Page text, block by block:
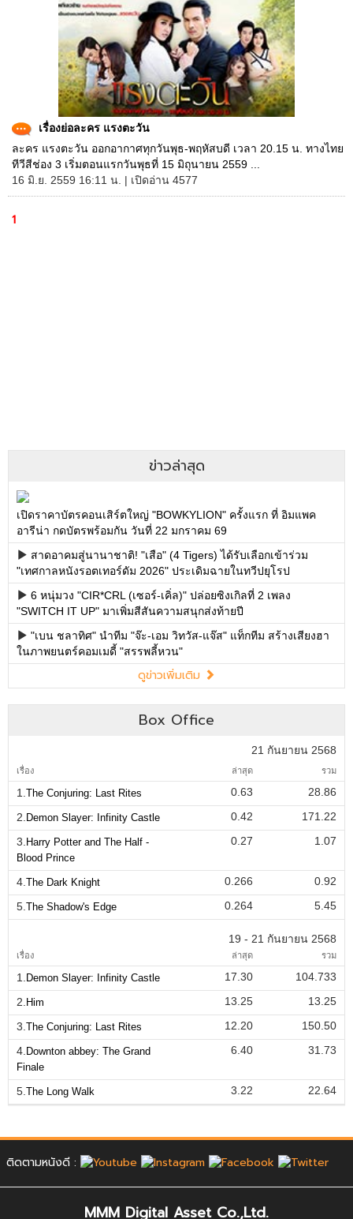
เรื่องย่อละคร แรงตะวัน
ละคร แรงตะวัน ออกอากาศทุกวันพุธ-พฤหัสบดี เวลา 20.15 น. ทางไทย
ทีวีสีช่อง 3 เริ่มตอนแรกวันพุธที่ 15 มิถุนายน 2559 ...
16 มิ.ย. 2559 16:11 น. | เปิดอ่าน 4577
1
ข่าวล่าสุด
เปิดราคาบัตรคอนเสิร์ตใหญ่ "BOWKYLION" ครั้งแรก ที่ อิมแพค
อารีน่า กดบัตรพร้อมกัน วันที่ 22 มกราคม 69
สาดอาคมสู่นานาชาติ! "เสือ" (4 Tigers) ได้รับเลือกเข้าร่วม
"เทศกาลหนังรอตเทอร์ดัม 2026" ประเดิมฉายในทวีปยุโรป
6 หนุ่มวง "CIR*CRL (เซอร์-เคิ่ล)" ปล่อยซิงเกิลที่ 2 เพลง
"SWITCH IT UP" มาเพิ่มสีสันความสนุกส่งท้ายปี
"เบน ชลาทิศ" นำทีม "จ๊ะ-เอม วิทวัส-แจ๊ส" แท็กทีม สร้างเสียงฮา
ในภาพยนตร์คอมเมดี้ "สรรพลี้หวน"
ดูข่าวเพิ่มเติม
Box Office
21 กันยายน 2568
เรื่อง ล่าสุด รวม
1. The Conjuring: Last Rites 0.63
28.86
2. Demon Slayer: Infinity Castle 0.42
171.22
3. Harry Potter and The Half -
Blood Prince
0.27 1.07
4. The Dark Knight 0.266
0.92
5. The Shadow's Edge 0.264 5.45
19 - 21 กันยายน 2568
เรื่อง ล่าสุด รวม
1. Demon Slayer: Infinity Castle 17.30
104.733
2. Him 13.25
13.25
3. The Conjuring: Last Rites 12.20
150.50
4. Downton abbey: The Grand
Finale
6.40 31.73
5. The Long Walk 3.22 22.64
ติดตามหนังดี :
MMM Digital Asset Co.,Ltd.